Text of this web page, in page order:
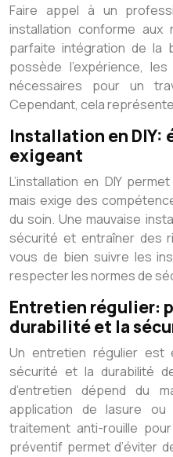
Faire appel à un
installation conforme
parfaite intégration de la
possède l’expérience,
nécessaires pour un
Cependant, cela
Installation en DIY:
exigeant
L’installation en DIY
mais exige des
du soin. Une mauvaise
sécurité et entraîner des
vous de bien suivre les
respecter les normes de
Entretien régulier:
durabilité et la
Un entretien régulier est
sécurité et la durabilité
d’entretien dépend du
application de lasure
traitement anti-rouille
préventif permet d’éviter